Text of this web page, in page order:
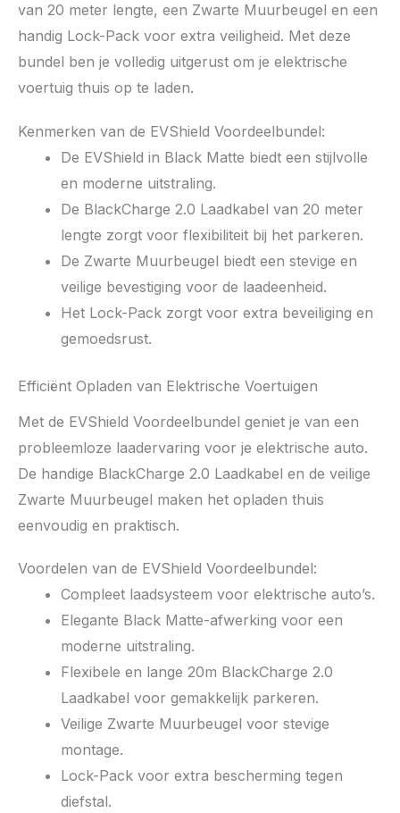
van 20 meter lengte, een Zwarte Muurbeugel en een
handig Lock-Pack voor extra veiligheid. Met deze
bundel ben je volledig uitgerust om je elektrische
voertuig thuis op te laden.
Kenmerken van de EVShield Voordeelbundel:
De EVShield in Black Matte biedt een stijlvolle
en moderne uitstraling.
De BlackCharge 2.0 Laadkabel van 20 meter
lengte zorgt voor flexibiliteit bij het parkeren.
De Zwarte Muurbeugel biedt een stevige en
veilige bevestiging voor de laadeenheid.
Het Lock-Pack zorgt voor extra beveiliging en
gemoedsrust.
Efficiënt Opladen van Elektrische Voertuigen
Met de EVShield Voordeelbundel geniet je van een
probleemloze laadervaring voor je elektrische auto.
De handige BlackCharge 2.0 Laadkabel en de veilige
Zwarte Muurbeugel maken het opladen thuis
eenvoudig en praktisch.
Voordelen van de EVShield Voordeelbundel:
Compleet laadsysteem voor elektrische auto’s.
Elegante Black Matte-afwerking voor een
moderne uitstraling.
Flexibele en lange 20m BlackCharge 2.0
Laadkabel voor gemakkelijk parkeren.
Veilige Zwarte Muurbeugel voor stevige
montage.
Lock-Pack voor extra bescherming tegen
diefstal.